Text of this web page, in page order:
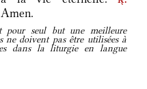
Amen.
pour seul but une meilleure
ne doivent pas être utilisées à
dans la liturgie en langue